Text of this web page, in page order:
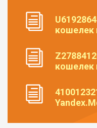
кошелек
кошелек